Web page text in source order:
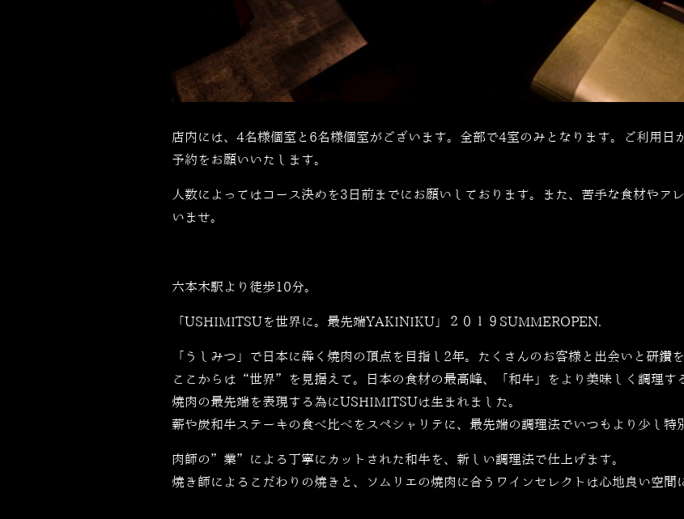
店内には、4名様個室と6名様個室がございます。全部で4室のみとなります。ご利用日
予約をお願いいたします。
人数によってはコース決めを3日前までにお願いしております。また、苦手な食材やア
いませ。
六本木駅より徒歩10分。
「USHIMITSUを世界に。最先端YAKINIKU」２０１９SUMMEROPEN.
「うしみつ」で日本に犇く焼肉の頂点を目指し2年。たくさんのお客様と出会いと研鑽を
ここからは“世界”を見据えて。日本の食材の最高峰、「和牛」をより美味しく調理す
焼肉の最先端を表現する為にUSHIMITSUは生まれました。
薪や炭和牛ステーキの食べ比べをスペシャリテに、最先端の調理法でいつもより少し特
肉師の”業”による丁寧にカットされた和牛を、新しい調理法で仕上げます。
焼き師によるこだわりの焼きと、ソムリエの焼肉に合うワインセレクトは心地良い空間